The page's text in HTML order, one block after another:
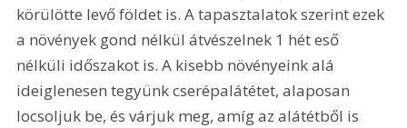
körülötte levő földet is. A tapasztalatok szerint ezek
a növények gond nélkül átvészelnek 1 hét eső
nélküli időszakot is. A kisebb növényeink alá
ideiglenesen tegyünk cserépalátétet, alaposan
locsoljuk be, és várjuk meg, amíg az alátétből is